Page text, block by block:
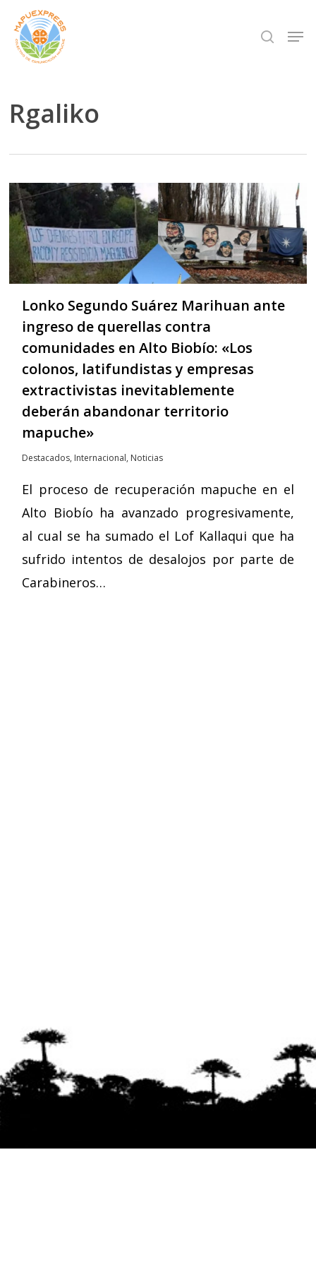
Skip
main
search
Rgaliko
Lonko Segundo Suárez Marihuan ante
ingreso de querellas contra
comunidades en Alto Biobío: «Los
colonos, latifundistas y empresas
extractivistas inevitablemente
deberán abandonar territorio
mapuche»
Destacados, Internacional, Noticias
El proceso de recuperación mapuche en el
Alto Biobío ha avanzado progresivamente,
al cual se ha sumado el Lof Kallaqui que ha
sufrido intentos de desalojos por parte de
Carabineros…
Close